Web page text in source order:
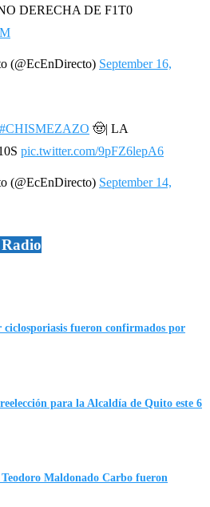
DERECHA DE F1T0
(@EcEnDirecto) September 16,
#CHISMEZAZO 🤠| LA
pic.twitter.com/9pFZ6lepA6
(@EcEnDirecto) September 14,
ciclosporiasis fueron confirmados por
para la Alcaldía de Quito este 6
Maldonado Carbo fueron